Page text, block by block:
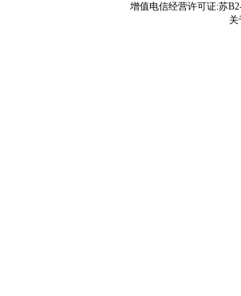
增值电信经营许可证:苏
关